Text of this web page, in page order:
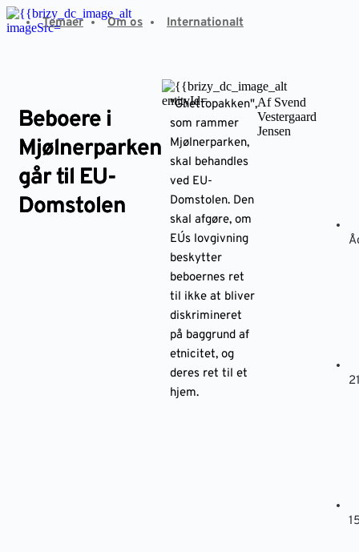
Fortsæt
til
Temaer Om os Internationalt
Beboere i
Mjølnerparken
går til EU-
Domstolen
"Ghettopakken",
som rammer
Mjølnerparken,
skal behandles
ved EU-
Domstolen. Den
skal afgøre, om
EU´s lovgivning
beskytter
beboernes ret
til ikke at bliver
diskrimineret
på baggrund af
etnicitet, og
deres ret til et
hjem.
Af Svend
Vestergaard
Jensen